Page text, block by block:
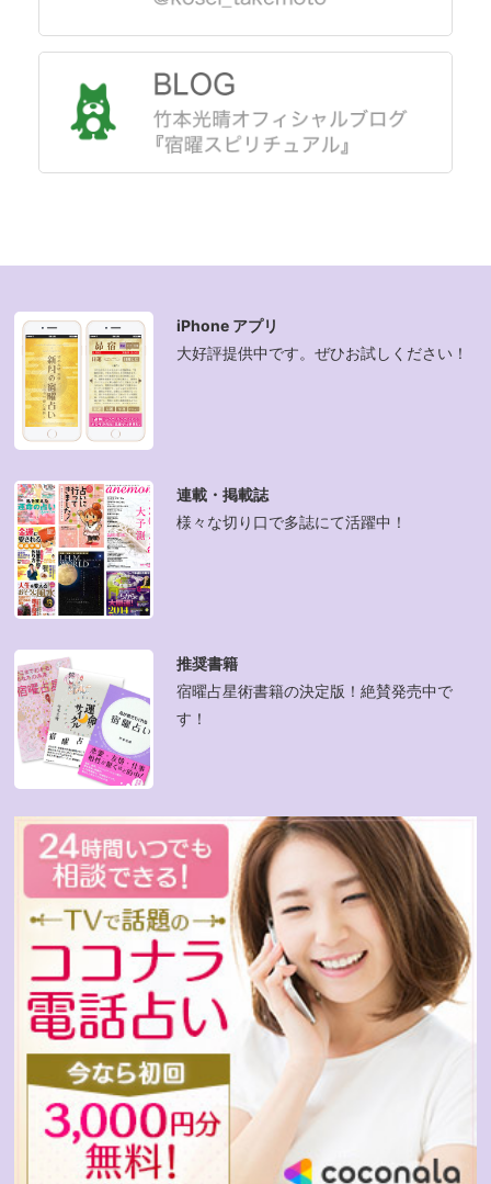
iPhone アプリ
大好評提供中です。ぜひお試しください！
連載・掲載誌
様々な切り口で多誌にて活躍中！
推奨書籍
宿曜占星術書籍の決定版！絶賛発売中で
す！